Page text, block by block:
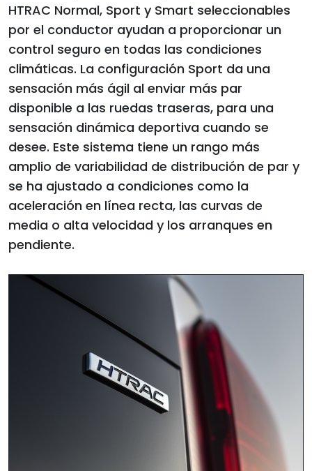
HTRAC Normal, Sport y Smart seleccionables
por el conductor ayudan a proporcionar un
control seguro en todas las condiciones
climáticas. La configuración Sport da una
sensación más ágil al enviar más par
disponible a las ruedas traseras, para una
sensación dinámica deportiva cuando se
desee. Este sistema tiene un rango más
amplio de variabilidad de distribución de par y
se ha ajustado a condiciones como la
aceleración en línea recta, las curvas de
media o alta velocidad y los arranques en
pendiente.